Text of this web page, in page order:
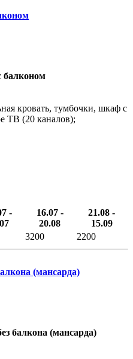
балконом
кровать, тумбочки, шкаф с
ТВ (20 каналов);
-
16.07 -
20.08
21.08 -
15.09
3200 2200
(мансарда)
балкона (мансарда)